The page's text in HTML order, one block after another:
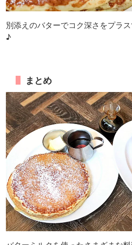
別添えのバターでコク深さをプラ
♪
まとめ